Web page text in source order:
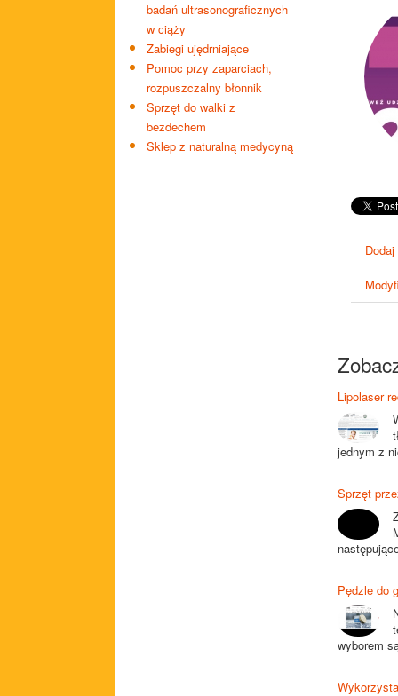
badań ultrasonograficznych
w ciąży
Zabiegi ujędrniające
Pomoc przy zaparciach,
rozpuszczalny błonnik
Sprzęt do walki z
bezdechem
Sklep z naturalną medycyną
Lipolaser
jednym z
Sprzęt
Pędzle do
wyborem